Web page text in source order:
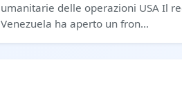
umanitarie delle operazioni USA Il
Venezuela ha aperto un fron…